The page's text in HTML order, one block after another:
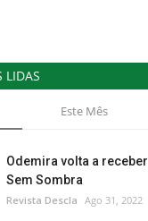
LIDAS
Este Mês
Odemira volta a
Sem Sombra
Revista Descla Ago 31, 2022